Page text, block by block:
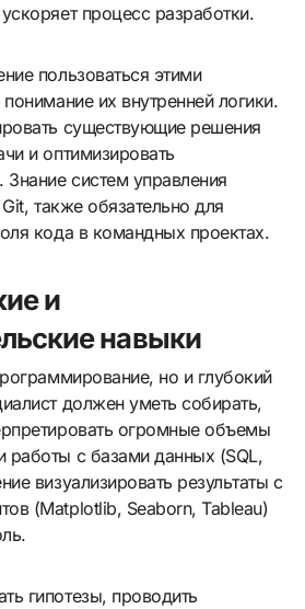
процесс разработки.
пользоваться этими
их внутренней логики.
существующие решения
и оптимизировать
Знание систем управления
также обязательно для
кода в командных проектах.
и
навыки
но и глубокий
должен уметь собирать,
огромные объемы
с базами данных (SQL,
визуализировать результаты с
(Matplotlib, Seaborn, Tableau)
гипотезы, проводить